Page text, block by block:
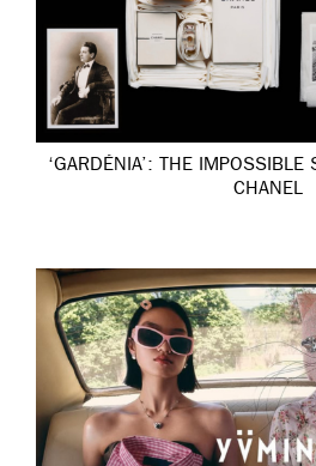
‘GARDÉNIA’: THE IMPOSSIBLE
CHANEL